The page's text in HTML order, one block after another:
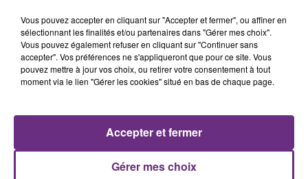
L'INSPECTION DU TRAVAIL RAPPELLE À
L'ORDRE SUR LES CONDITIONS DE...
Alors que les dates de début des vendange 2026
s'est avéré être plus précoce que prévu,
l'inspection du Travail en profite pour rappeler
6h30
6h30
Vous pouvez accepter en cliquant sur "Accepter et fermer", ou affiner en
sélectionnant les finalités et/ou partenaires dans "Gérer mes choix".
Vous pouvez également refuser en cliquant sur "Continuer sans
accepter". Vos préférences ne s'appliqueront que pour ce site. Vous
pouvez mettre à jour vos choix, ou retirer votre consentement à tout
moment via le lien "Gérer les cookies" situé en bas de chaque page.
Gérer mes choix
Accepter et fermer